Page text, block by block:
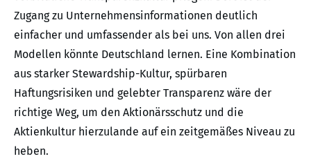
Zugang zu Unternehmensinformationen deutlich
einfacher und umfassender als bei uns. Von allen drei
Modellen könnte Deutschland lernen. Eine Kombination
aus starker Stewardship-Kultur, spürbaren
Haftungsrisiken und gelebter Transparenz wäre der
richtige Weg, um den Aktionärsschutz und die
Aktienkultur hierzulande auf ein zeitgemäßes Niveau zu
heben.